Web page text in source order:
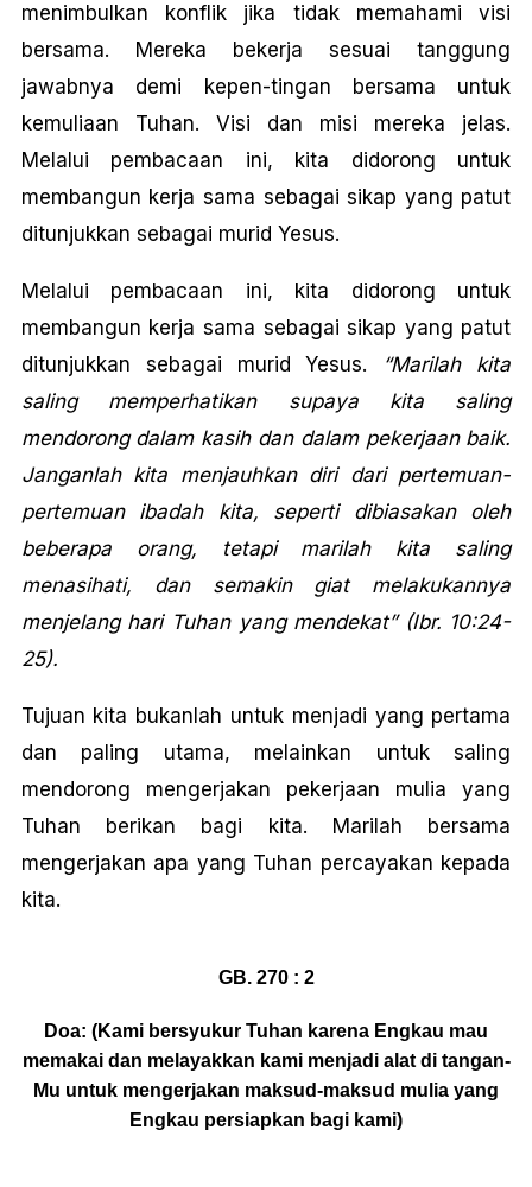
menimbulkan konflik jika tidak memahami visi
bersama. Mereka bekerja sesuai tanggung
jawabnya demi kepen-tingan bersama untuk
kemuliaan Tuhan. Visi dan misi mereka jelas.
Melalui pembacaan ini, kita didorong untuk
membangun kerja sama sebagai sikap yang patut
ditunjukkan sebagai murid Yesus.
Melalui pembacaan ini, kita didorong untuk
membangun kerja sama sebagai sikap yang patut
ditunjukkan sebagai murid Yesus.
“Marilah kita
saling memperhatikan supaya kita saling
mendorong dalam kasih dan dalam pekerjaan baik.
Janganlah kita menjauhkan diri dari pertemuan-
pertemuan ibadah kita, seperti dibiasakan oleh
beberapa orang, tetapi marilah kita saling
menasihati, dan semakin giat melakukannya
menjelang hari Tuhan yang mendekat” (Ibr. 10:24-
25).
Tujuan kita bukanlah untuk menjadi yang pertama
dan paling utama, melainkan untuk saling
mendorong mengerjakan pekerjaan mulia yang
Tuhan berikan bagi kita. Marilah bersama
mengerjakan apa yang Tuhan percayakan kepada
kita.
GB. 270 : 2
Doa: (Kami bersyukur Tuhan karena Engkau mau
memakai dan melayakkan kami menjadi alat di tangan-
Mu untuk mengerjakan maksud-maksud mulia yang
Engkau persiapkan bagi kami)